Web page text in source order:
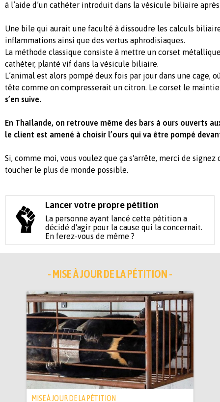
à l’aide d’un cathéter introduit dans la vésicule biliaire
Une bile qui aurait une faculté à dissoudre les calculs
inflammations ainsi que des vertus aphrodisiaques.
La méthode classique consiste à mettre un corset
cathéter, planté vif dans la vésicule biliaire.
L’animal est alors pompé deux fois par jour dans une cage,
tête comme on compresserait un citron. Le corset le
s’en suive.
En Thaïlande, on retrouve même des bars à ours ouverts
le client est amené à choisir l’ours qui va être pompé
Si, comme moi, vous voulez que ça s'arrête, merci de
toucher le plus de monde possible.
Lancer votre propre pétition
La personne ayant lancé cette pétition a
décidé d'agir pour la cause qui la concernait.
En ferez-vous de même ?
- MISE À JOUR DE LA PÉTITION -
MISE À JOUR DE LA PÉTITION